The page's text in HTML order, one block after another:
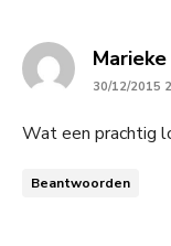
Marieke
30/12/2015
Wat een prachtig
Beantwoorden